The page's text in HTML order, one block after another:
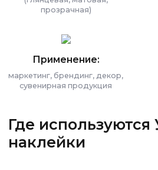
прозрачная)
Применение:
маркетинг, брендинг, декор,
сувенирная продукция
Где
наклейки